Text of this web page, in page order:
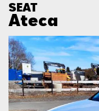
Über uns
Aktionen
SEAT
Ateca